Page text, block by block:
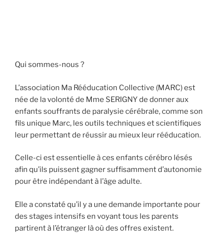
Qui sommes-nous ?
L’association Ma Rééducation Collective (MARC) est
née de la volonté de Mme SERIGNY de donner aux
enfants souffrants de paralysie cérébrale, comme son
fils unique Marc, les outils techniques et scientifiques
leur permettant de réussir au mieux leur rééducation.
Celle-ci est essentielle à ces enfants cérébro lésés
afin qu’ils puissent gagner suffisamment d’autonomie
pour être indépendant à l’âge adulte.
Elle a constaté qu’il y a une demande importante pour
des stages intensifs en voyant tous les parents
partirent à l’étranger là où des offres existent.